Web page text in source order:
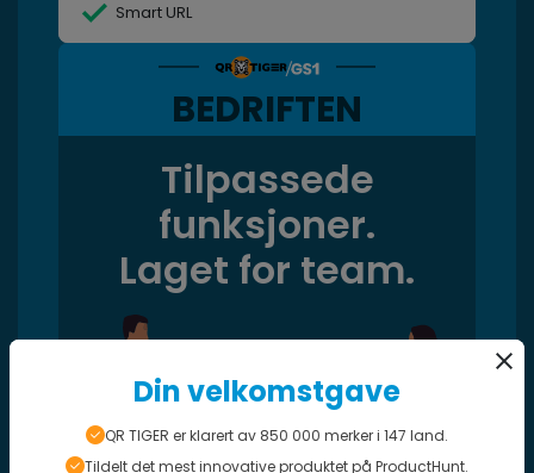
Smart URL
BEDRIFTEN
Tilpassede
funksjoner.
Laget for team.
Din velkomstgave
QR TIGER er klarert av 850 000 merker i 147 land.
Tildelt det mest innovative produktet på ProductHunt.